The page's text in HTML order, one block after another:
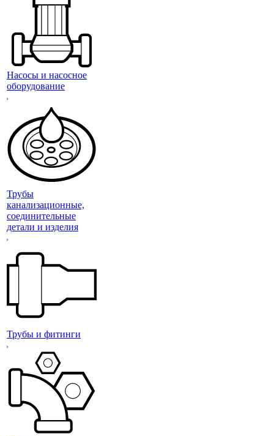
Насосы и насосное
оборудование
Трубы
канализационные,
соединительные
детали и изделия
Трубы и фитинги